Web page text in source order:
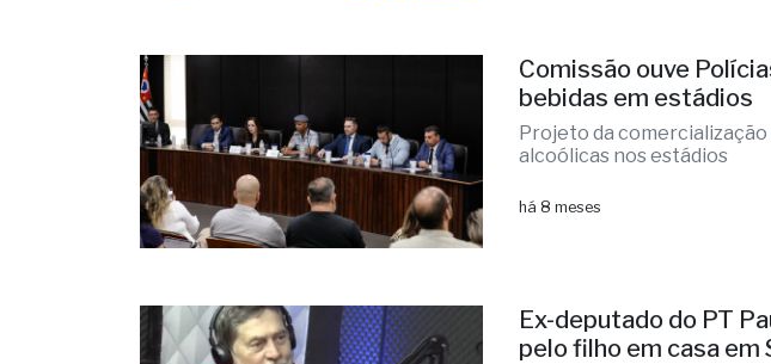
Comissão ouve
bebidas em estádios
Projeto da
alcoólicas nos estádios
há 8 meses
Ex-deputado do PT
pelo filho em casa em